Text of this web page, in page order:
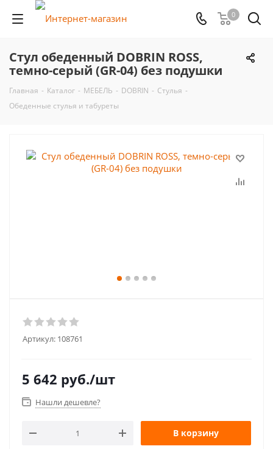
0
Стул обеденный DOBRIN ROSS,
темно-серый (GR-04) без подушки
Главная - Каталог - МЕБЕЛЬ - DOBRIN - Стулья -
Обеденные стулья и табуреты
Артикул: 108761
5 642 руб./шт
Нашли дешевле?
В корзину